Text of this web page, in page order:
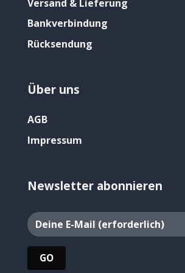
Versand & Lieferung
Bankverbindung
Rücksendung
Über uns
AGB
Impressum
Newsletter abonnieren